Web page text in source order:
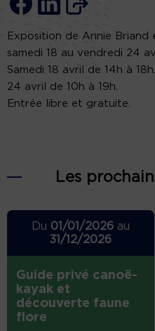
Exposition de Annie Briand
samedi 18 au vendredi 24
Samedi 18 avril de 14h à
24 avril de 10h à 19h.
Entrée libre et gratuite.
Les
Du 01/01/2026au
31/12/2026
Guide privé canoë-
kayak et
découverte faune
flore